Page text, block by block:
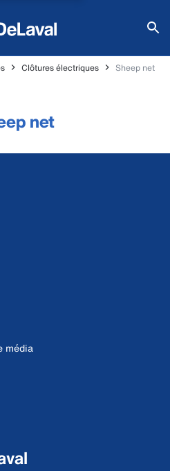
Clôtures électriques Sheep net
net
média